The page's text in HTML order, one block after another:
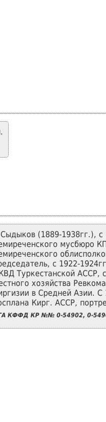
(1889-1938гг.), с
мусбюро
с 1922-
Туркестанской АССР,
хозяйства
в Средней Азии. С
Кирг. АССР,
КФФД КР №№ 0-54902, 0-